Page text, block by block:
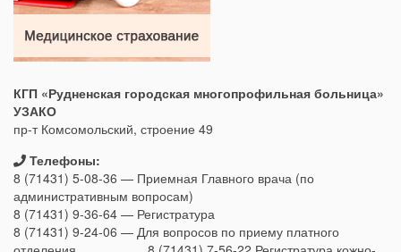
КГП «Рудненская городская многопрофильная больница»
УЗАКО
пр-т Комсомольский, строение 49
Телефоны:
8 (71431) 5-08-36 — Приемная Главного врача (по
административным вопросам)
8 (71431) 9-36-64 — Регистратура
8 (71431) 9-24-06 — Для вопросов по приему платного